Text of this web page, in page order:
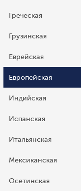
Греческая
Грузинская
Еврейская
Европейская
Индийская
Испанская
Итальянская
Мексиканская
Осетинская